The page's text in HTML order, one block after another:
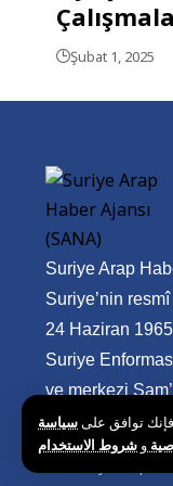
توافق علىسياسة
و
Şubat 1, 2025
Suriye Arap
Suriye’nin
24 Haziran
Suriye
ve merkezi